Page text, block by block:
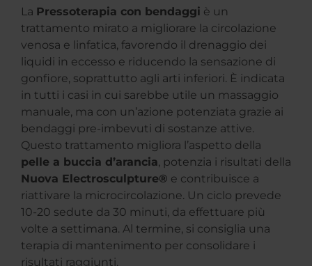
La Pressoterapia con bendaggi è un
trattamento mirato a migliorare la circolazione
venosa e linfatica, favorendo il drenaggio dei
liquidi in eccesso e riducendo la sensazione di
gonfiore, soprattutto agli arti inferiori. È indicata
in tutti i casi in cui sarebbe utile un massaggio
manuale, ma con un’azione potenziata grazie ai
bendaggi pre-imbevuti di sostanze attive.
Questo trattamento migliora l’aspetto della
pelle a buccia d’arancia, potenzia i risultati della
Nuova Electrosculpture® e contribuisce a
riattivare la microcircolazione. Un ciclo prevede
10-20 sedute da 30 minuti, da effettuare più
volte a settimana. Al termine, si consiglia una
terapia di mantenimento per consolidare i
risultati raggiunti.